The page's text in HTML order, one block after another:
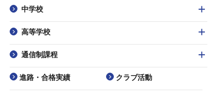
中学校
高等学校
通信制課程
進路・合格実績 クラブ活動